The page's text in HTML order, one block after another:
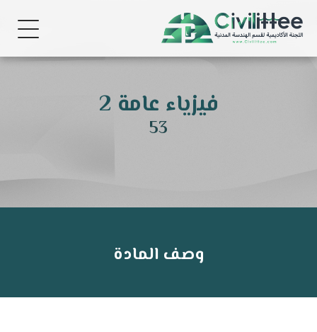
فيزياء عامة 2
53
وصف المادة